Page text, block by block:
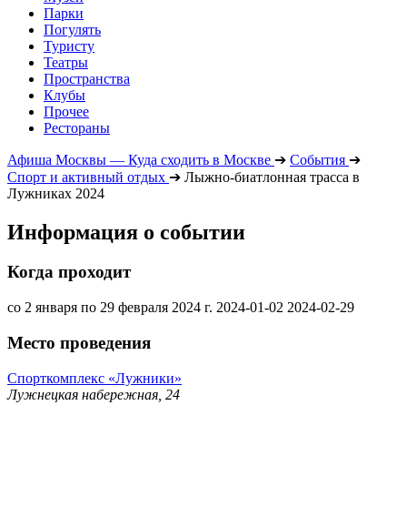
Парки
Погулять
Туристу
Театры
Пространства
Клубы
Прочее
Рестораны
Афиша Москвы — Куда сходить в Москве ➔ События ➔
Спорт и активный отдых ➔ Лыжно-биатлонная трасса в
Лужниках 2024
Информация о событии
Когда проходит
со 2 января по 29 февраля 2024 г. 2024-01-02 2024-02-29
Место проведения
Спорткомплекс «Лужники»
Лужнецкая набережная, 24